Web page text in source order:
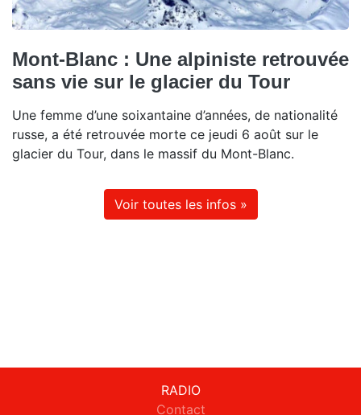
Mont-Blanc : Une alpiniste retrouvée
sans vie sur le glacier du Tour
Une femme d’une soixantaine d’années, de nationalité
russe, a été retrouvée morte ce jeudi 6 août sur le
glacier du Tour, dans le massif du Mont-Blanc.
Voir toutes les infos »
RADIO
Contact